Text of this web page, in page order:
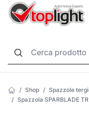
/ Shop / Spazzole
/ Spazzola SPARBLADE